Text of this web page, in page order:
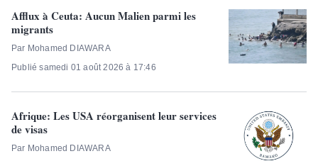
Afflux à Ceuta: Aucun Malien parmi les
migrants
Par Mohamed DIAWARA
Publié samedi 01 août 2026 à 17:46
Afrique: Les USA réorganisent leur services
de visas
Par Mohamed DIAWARA